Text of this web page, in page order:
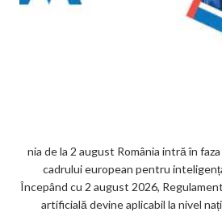
nia de la 2 august România intră în
cadrului european pentru
Începând cu 2 august 2026,
artificială devine aplicabil la nivel